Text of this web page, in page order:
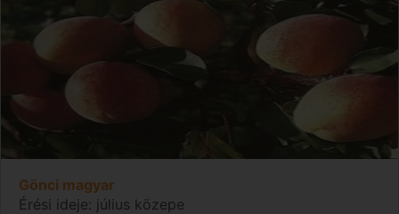
Gönci magyar
Érési ideje: július közepe